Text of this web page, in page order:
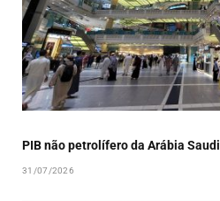
PIB não petrolífero da Arábia
31/07/2026